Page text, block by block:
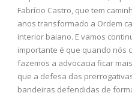
Fabrício Castro, que tem
anos transformado a Ordem
interior baiano. E vamos
importante é que quando nós
fazemos a advocacia ficar
que a defesa das
bandeiras defendidas de